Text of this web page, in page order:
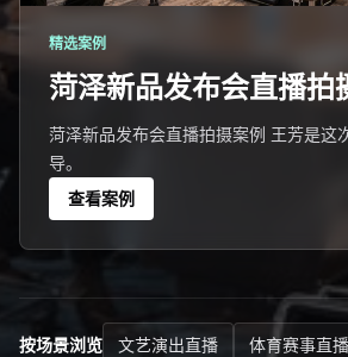
精选案例
菏泽新品发布会直播拍
菏泽新品发布会直播拍摄案例 王芳是这
导。
查看案例
按场景浏览 文艺演出直播 体育赛事直播